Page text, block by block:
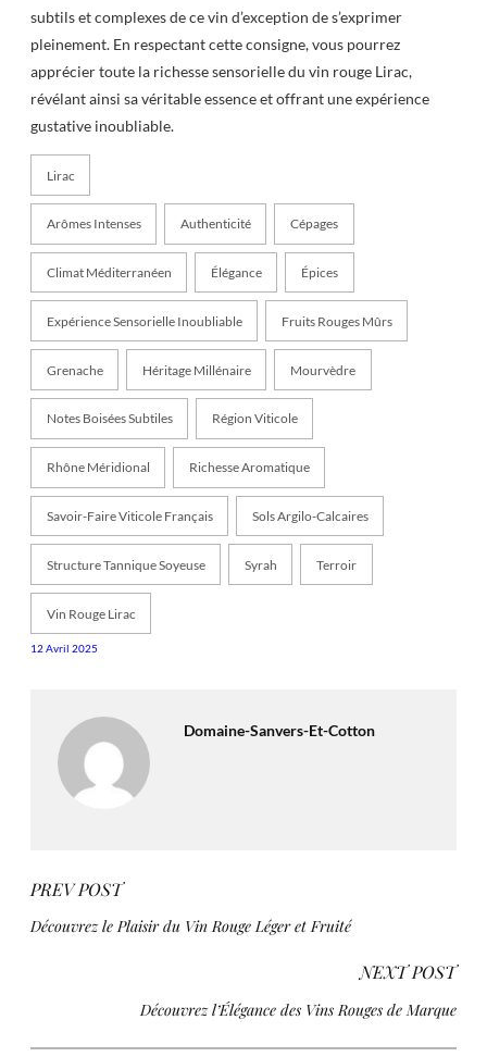
subtils et complexes de ce vin d’exception de s’exprimer
pleinement. En respectant cette consigne, vous pourrez
apprécier toute la richesse sensorielle du vin rouge Lirac,
révélant ainsi sa véritable essence et offrant une expérience
gustative inoubliable.
Lirac
Arômes Intenses Authenticité Cépages
Climat Méditerranéen Élégance Épices
Expérience Sensorielle Inoubliable Fruits Rouges Mûrs
Grenache Héritage Millénaire Mourvèdre
Notes Boisées Subtiles Région Viticole
Rhône Méridional Richesse Aromatique
Savoir-Faire Viticole Français Sols Argilo-Calcaires
Structure Tannique Soyeuse Syrah Terroir
Vin Rouge Lirac
12 Avril 2025
Domaine-Sanvers-Et-Cotton
PREV POST
Découvrez le Plaisir du Vin Rouge Léger et Fruité
NEXT POST
Découvrez l’Élégance des Vins Rouges de Marque